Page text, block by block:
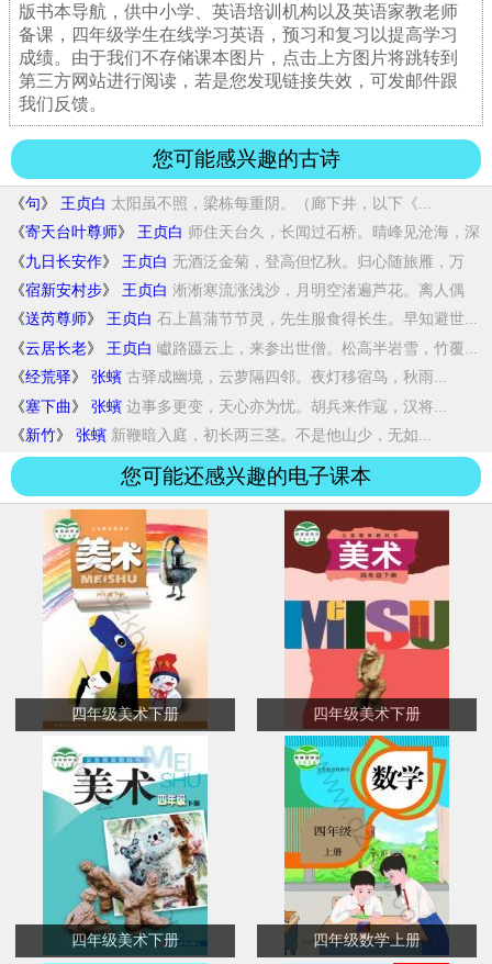
版书本导航，供中小学、英语培训机构以及英语家教老师
备课，四年级学生在线学习英语，预习和复习以提高学习
成绩。由于我们不存储课本图片，点击上方图片将跳转到
第三方网站进行阅读，若是您发现链接失效，可发邮件跟
我们反馈。
您可能感兴趣的古诗
《句》 王贞白 太阳虽不照，梁栋每重阴。（廊下井，以下《...
《寄天台叶尊师》 王贞白 师住天台久，长闻过石桥。晴峰见沧海，深
洞...
《九日长安作》 王贞白 无酒泛金菊，登高但忆秋。归心随旅雁，万
里...
《宿新安村步》 王贞白 淅淅寒流涨浅沙，月明空渚遍芦花。离人偶
宿...
《送芮尊师》 王贞白 石上菖蒲节节灵，先生服食得长生。早知避世...
《云居长老》 王贞白 巘路蹑云上，来参出世僧。松高半岩雪，竹覆...
《经荒驿》 张蠙 古驿成幽境，云萝隔四邻。夜灯移宿鸟，秋雨...
《塞下曲 》 张蠙 边事多更变，天心亦为忧。胡兵来作寇，汉将...
《新竹》 张蠙 新鞭暗入庭，初长两三茎。不是他山少，无如...
您可能还感兴趣的电子课本
四年级美术下册 四年级美术下册
四年级美术下册 四年级数学上册